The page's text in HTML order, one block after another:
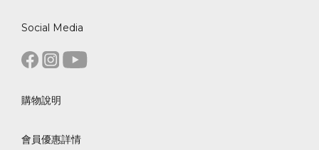
Social Media
購物說明
會員優惠詳情